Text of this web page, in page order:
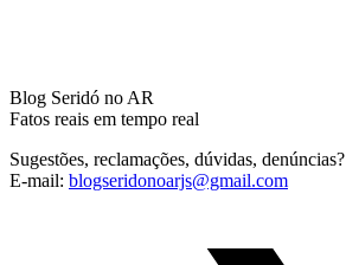
Blog Seridó no AR
Fatos reais em tempo real
Sugestões, reclamações, dúvidas, denúncias?
E-mail: blogseridonoarjs@gmail.com